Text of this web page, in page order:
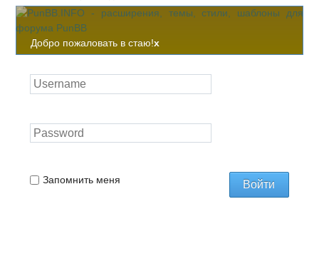
Добро пожаловать в стаю!x
Запомнить меня